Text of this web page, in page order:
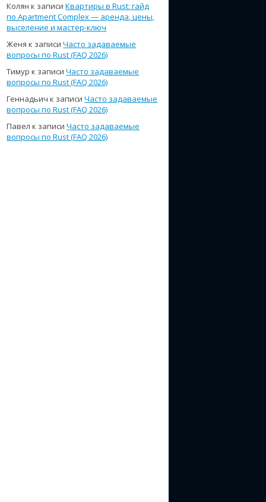
Колян к записиКвартиры в Rust: гайд
по Apartment Complex — аренда, цены,
выселение и мастер-ключ
Женя к записиЧасто задаваемые
вопросы по Rust (FAQ 2026)
Тимур к записиЧасто задаваемые
вопросы по Rust (FAQ 2026)
Геннадьич к записиЧасто задаваемые
вопросы по Rust (FAQ 2026)
Павел к записиЧасто задаваемые
вопросы по Rust (FAQ 2026)